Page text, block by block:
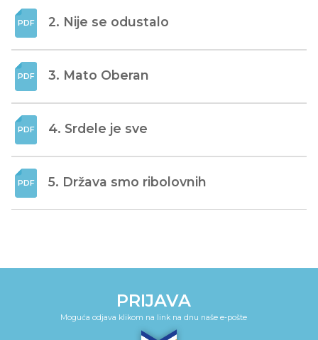
2. Nije se odustalo
3. Mato Oberan
4. Srdele je sve
5. Država smo ribolovnih
PRIJAVA
Moguća odjava klikom na link na dnu naše e-pošte